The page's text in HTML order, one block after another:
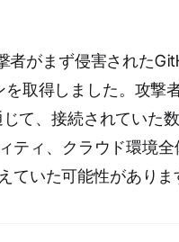
者がまず侵害された
を取得しました。攻撃
て、接続されていた
ティ、クラウド環境全
いた可能性がありま